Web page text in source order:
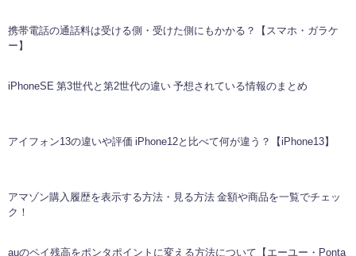
携帯電話の通話料は受ける側・受けた側にもかかる？【スマホ・ガラケ
ー】
iPhoneSE 第3世代と第2世代の違い 予想されている情報のまとめ
アイフォン13の違いや評価 iPhone12と比べて何が違う？【iPhone13】
アマゾン購入履歴を表示する方法・見る方法 金額や商品を一覧でチェッ
ク！
auのペイ残高をポンタポイントに変える方法について【エーユー・Ponta